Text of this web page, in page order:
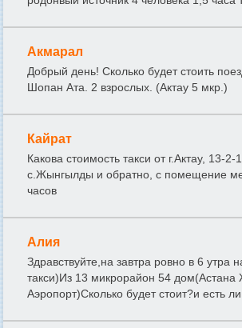
Акмарал
Добрый день! Сколько будет стоить
Шопан Ата. 2 взрослых. (Актау 5 мкр.)
Кайрат
Какова стоимость такси от г.Актау, 13-2-
с.Жынгылды и обратно, с помещение
часов
Алия
Здравствуйте,на завтра ровно в 6 утра
такси)Из 13 микрорайон 54 дом(Астана
Аэропорт)Сколько будет стоит?и есть